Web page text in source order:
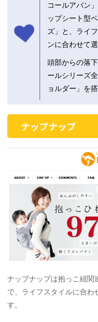
コールアバン
ップシート型
ズ」と、ライ
ンに合わせて
頭部からの落
ールシリーズ
ョルダー」を搭
ナップナップ
ナップナップは抱っこ紐関
で、ライフスタイルに合わ
す。